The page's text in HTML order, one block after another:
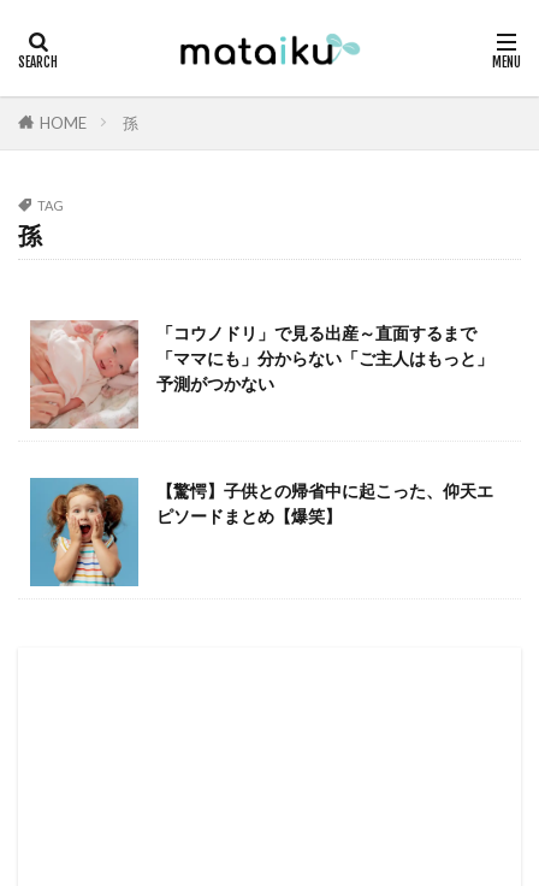
HOME 孫
TAG
孫
「コウノドリ」で見る出産～直面するまで
「ママにも」分からない「ご主人はもっと」
予測がつかない
【驚愕】子供との帰省中に起こった、仰天エ
ピソードまとめ【爆笑】